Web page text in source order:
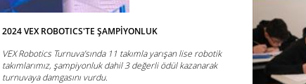
2024 VEX ROBOTICS'TE ŞAMPİYONLUK
VEX Robotics Turnuva’sında 11 takımla yarışan lise robotik
takımlarımız, şampiyonluk dahil 3 değerli ödül kazanarak
turnuvaya damgasını vurdu.